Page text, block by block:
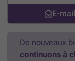
jardin orienté sud,
d’alarme, chauffage
3 emplacements de
E-mail
De nouveaux
continuons à